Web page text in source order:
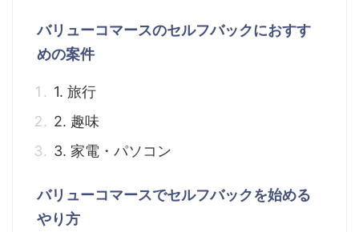
バリューコマースのセルフバックにおすす
めの案件
1. 旅行
2. 趣味
3. 家電・パソコン
バリューコマースでセルフバックを始める
やり方